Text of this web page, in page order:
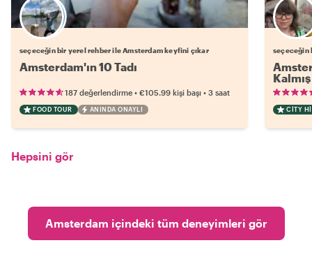
Favori yerel rehberini seç
seçeceğin bir yerel rehber ile Amsterdam keyfini çıkar
Amsterdam'ın 10 Tadı
187 değerlendirme • €105.99 kişi başı • 3 saat
FOOD TOUR ANINDA ONAYLI
seçeceğin
CITY
Hepsini gör
Amsterdam içindeki tüm deneyimleri gör